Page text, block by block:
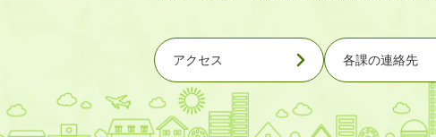
アクセス 各課の連絡先